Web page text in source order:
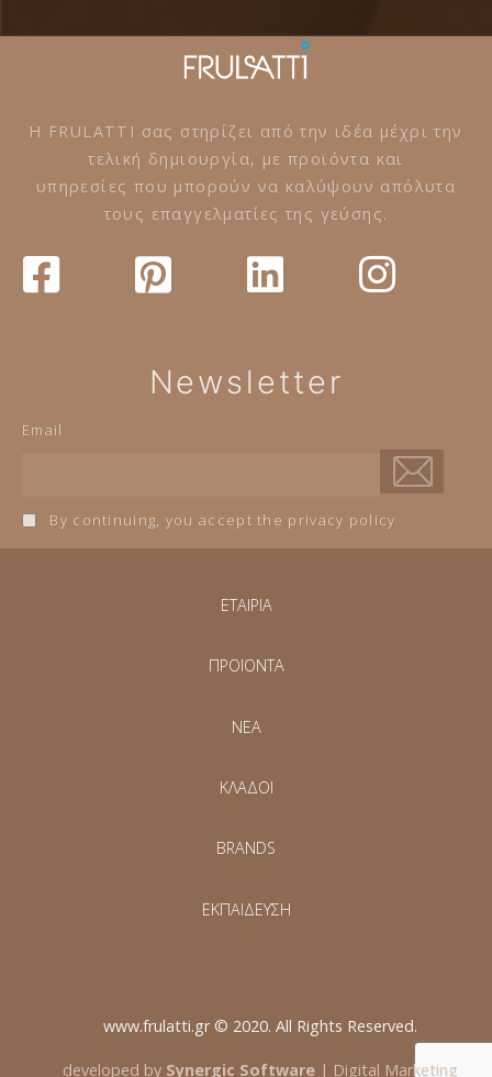
Η FRULATTI σας στηρίζει από την ιδέα μέχρι την
τελική δημιουργία, με προϊόντα και
υπηρεσίες που μπορούν να καλύψουν απόλυτα
τους επαγγελματίες της γεύσης.
Newsletter
Email
By continuing, you accept the privacy policy
ΕΤΑΙΡΙΑ
ΠΡΟΪΟΝΤΑ
NEA
ΚΛΑΔΟΙ
BRANDS
ΕΚΠΑΙΔΕΥΣΗ
www.frulatti.gr © 2020. All Rights Reserved.
developed by Synergic Software| Digital Marketing